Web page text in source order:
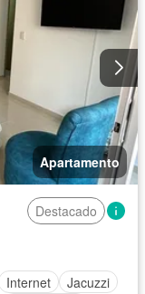
Apartamento
Destacado
Internet
Jacuzzi